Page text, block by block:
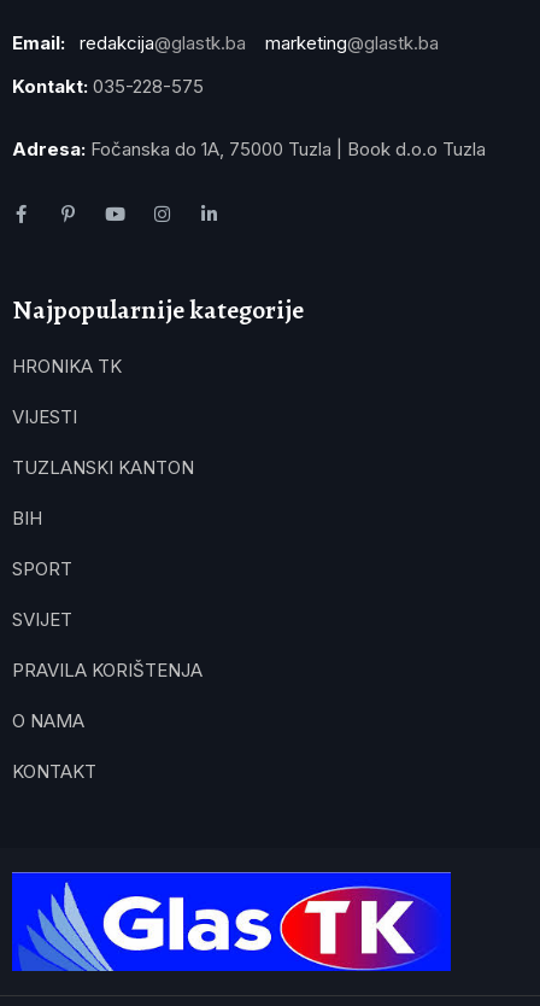
Email: redakcija@glastk.ba marketing@glastk.ba
Kontakt: 035-228-575
Adresa: Fočanska do 1A, 75000 Tuzla | Book d.o.o Tuzla
Najpopularnije kategorije
HRONIKA TK
VIJESTI
TUZLANSKI KANTON
BIH
SPORT
SVIJET
PRAVILA KORIŠTENJA
O NAMA
KONTAKT